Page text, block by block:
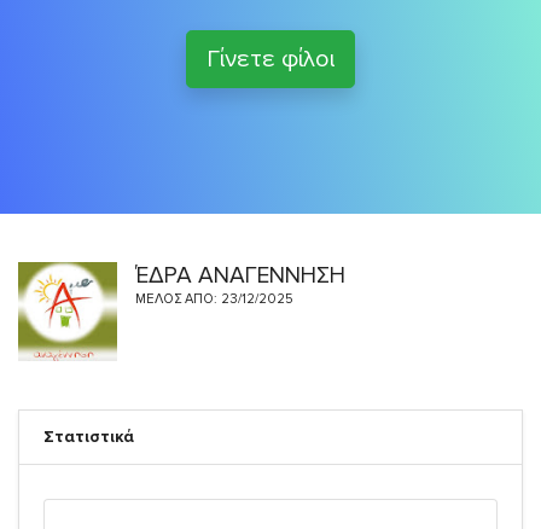
Γίνετε φίλοι
ΈΔΡΑ ΑΝΑΓΕΝΝΗΣΗ
ΜΈΛΟΣ ΑΠΌ: 23/12/2025
Στατιστικά